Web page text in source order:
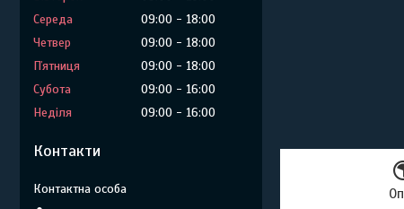
Середа
09:00
18:00
Четвер
09:00
18:00
Пʼятниця
09:00
18:00
Субота
09:00
16:00
Неділя
09:00 16:00
Контакти